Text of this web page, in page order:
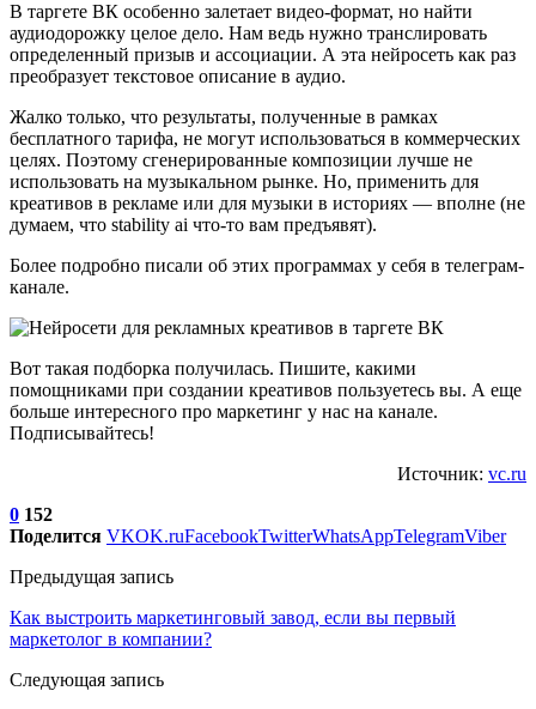
В таргете ВК особенно залетает видео-формат, но найти
аудиодорожку целое дело. Нам ведь нужно транслировать
определенный призыв и ассоциации. А эта нейросеть как раз
преобразует текстовое описание в аудио.
Жалко только, что результаты, полученные в рамках
бесплатного тарифа, не могут использоваться в коммерческих
целях. Поэтому сгенерированные композиции лучше не
использовать на музыкальном рынке. Но, применить для
креативов в рекламе или для музыки в историях — вполне (не
думаем, что stability ai что-то вам предъявят).
Более подробно писали об этих программах у себя в телеграм-
канале.
Вот такая подборка получилась. Пишите, какими
помощниками при создании креативов пользуетесь вы. А еще
больше интересного про маркетинг у нас на канале.
Подписывайтесь!
Источник: vc.ru
0 152
Поделится VKOK.ruFacebookTwitterWhatsAppTelegramViber
Предыдущая запись
Как выстроить маркетинговый завод, если вы первый
маркетолог в компании?
Следующая запись